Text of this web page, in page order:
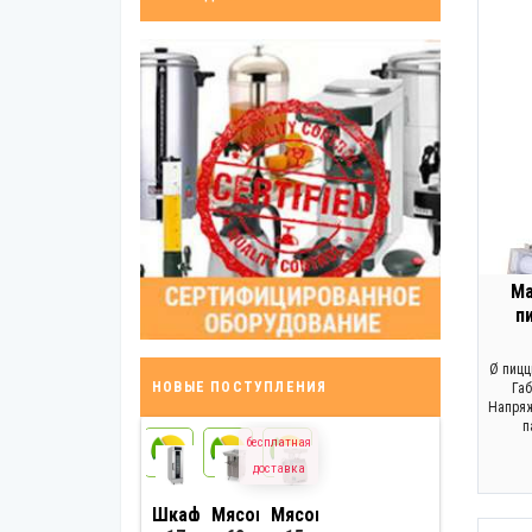
Tefcold (Данія)
13
Viber (Туреччина)
2
Yato (Польща)
13
Zanolli (Італія)
Кий-В (Україна)
15
Україна
12
НОВЫЕ ПОСТУПЛЕНИЯ
24
Шкаф
24
Мясорубка
бесплатная
доставка
24
Мясорубка
Ø